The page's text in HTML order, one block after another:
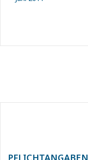
PFLICHTANGABEN